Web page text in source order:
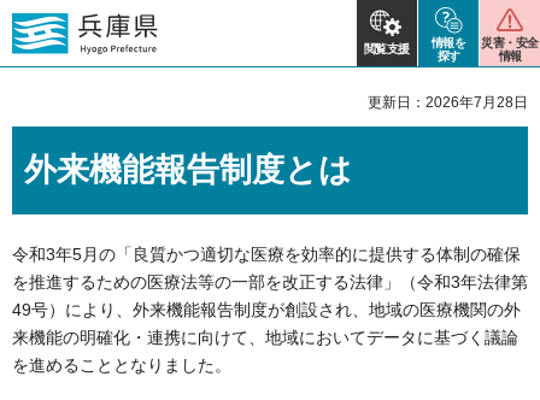
閲覧支援
情報を
探す
災害・安全
情報
更新日：2026年7月28日
外来機能報告制度とは
令和3年5月の「良質かつ適切な医療を効率的に提供する体制の確保
を推進するための医療法等の一部を改正する法律」（令和3年法律第
49号）により、外来機能報告制度が創設され、地域の医療機関の外
来機能の明確化・連携に向けて、地域においてデータに基づく議論
を進めることとなりました。